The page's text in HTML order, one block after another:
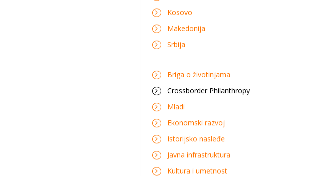
Kosovo
Makedonija
Srbija
Briga o životinjama
Crossborder Philanthropy
Mladi
Ekonomski razvoj
Istorijsko nasleđe
Javna infrastruktura
Kultura i umetnost